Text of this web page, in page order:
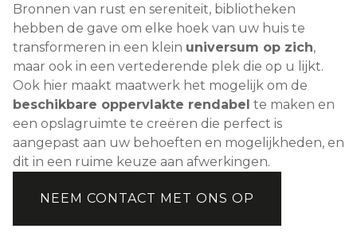
Bronnen van rust en sereniteit, bibliotheken
hebben de gave om elke hoek van uw huis te
transformeren in een klein universum op zich,
maar ook in een vertederende plek die op u lijkt.
Ook hier maakt maatwerk het mogelijk om de
beschikbare oppervlakte rendabel te maken en
een opslagruimte te creëren die perfect is
aangepast aan uw behoeften en mogelijkheden, en
dit in een ruime keuze aan afwerkingen.
NEEM CONTACT MET ONS OP